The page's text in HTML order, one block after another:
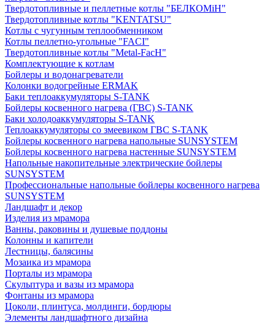
Твердотопливные и пеллетные котлы "БЕЛКОМiН"
Твердотопливные котлы "KENTATSU"
Котлы с чугунным теплообменником
Котлы пеллетно-угольные "FACI"
Твердотопливные котлы "Metal-FacH"
Комплектующие к котлам
Бойлеры и водонагреватели
Колонки водогрейные ERMAK
Баки теплоаккумуляторы S-TANK
Бойлеры косвенного нагрева (ГВС) S-TANK
Баки холодоаккумуляторы S-TANK
Теплоаккумуляторы со змеевиком ГВС S-TANK
Бойлеры косвенного нагрева напольные SUNSYSTEM
Бойлеры косвенного нагрева настенные SUNSYSTEM
Напольные накопительные электрические бойлеры
SUNSYSTEM
Профессиональные напольные бойлеры косвенного нагрева
SUNSYSTEM
Ландшафт и декор
Изделия из мрамора
Ванны, раковины и душевые поддоны
Колонны и капители
Лестницы, балясины
Мозаика из мрамора
Порталы из мрамора
Скульптура и вазы из мрамора
Фонтаны из мрамора
Цоколи, плинтуса, молдинги, бордюры
Элементы ландшафтного дизайна